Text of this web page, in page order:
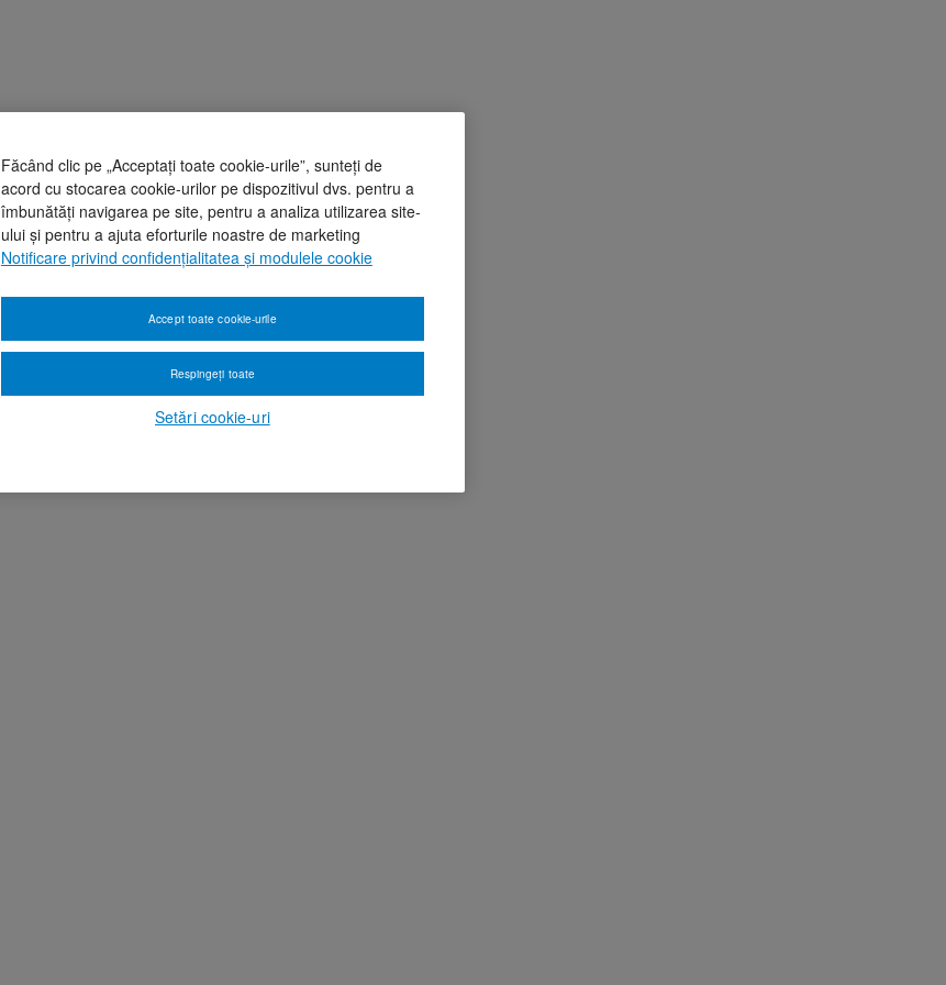
Făcând clic pe „Acceptați toate cookie-urile”, sunteți de
acord cu stocarea cookie-urilor pe dispozitivul dvs. pentru a
îmbunătăți navigarea pe site, pentru a analiza utilizarea site-
ului și pentru a ajuta eforturile noastre de marketing
Notificare privind confidențialitatea și modulele cookie
Setări cookie-uri
Respingeți toate
Accept toate cookie-urile